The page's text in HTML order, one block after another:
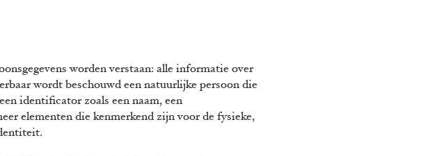
worden verstaan: alle informatie over
wordt beschouwd een natuurlijke persoon die
identificator zoals een naam, een
elementen die kenmerkend zijn voor de fysieke,